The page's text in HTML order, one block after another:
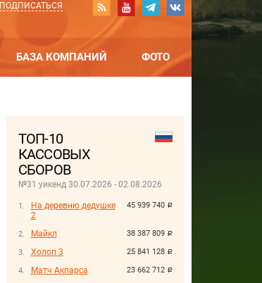
ПОДПИСАТЬСЯ
БАЗА КОМПАНИЙ ФОТО
ТОП-10
КАССОВЫХ
СБОРОВ
№31 уикенд 30.07.2026 - 02.08.2026
45 939 740 руб.
На деревню дедушке
2
38 387 809 руб.
Майкл
25 841 128 руб.
Холоп 3
23 662 712 руб.
Матч Акпарса